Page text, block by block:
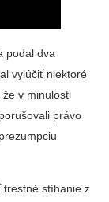
podal dva
vylúčiť niektoré
v minulosti
právo
trestné stíhanie z